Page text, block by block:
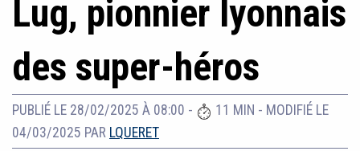
Lug, pionnier lyonnais
des super-héros
PUBLIÉ LE 28/02/2025 À 08:00 - 11 MIN - MODIFIÉ LE
04/03/2025 PAR LQUERET